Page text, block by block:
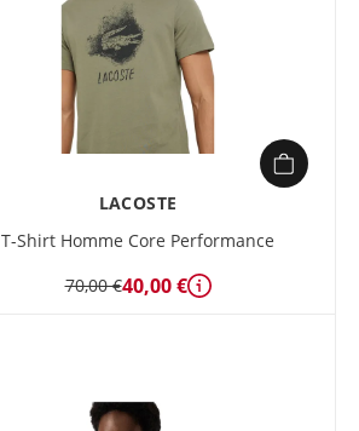
LACOSTE
T-Shirt Homme Core Performance
70,00 €40,00 € Détails